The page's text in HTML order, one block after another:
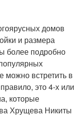
домов
и размера
более подробно
можно встретить в
это 4-х или
которые
Хрущева Никиты